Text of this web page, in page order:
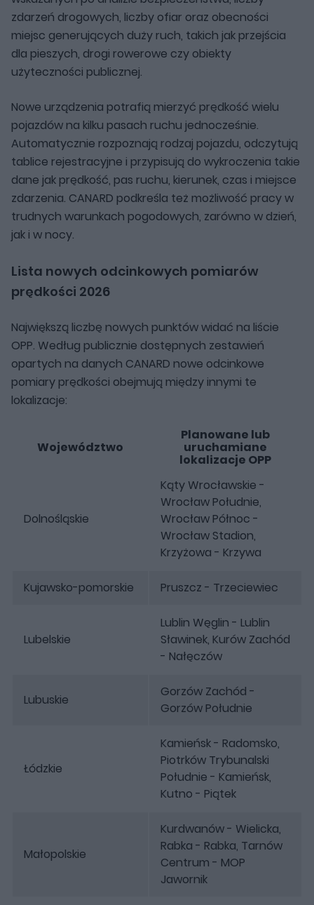
zdarzeń drogowych, liczby ofiar oraz obecności
miejsc generujących duży ruch, takich jak przejścia
dla pieszych, drogi rowerowe czy obiekty
użyteczności publicznej.
Nowe urządzenia potrafią mierzyć prędkość wielu
pojazdów na kilku pasach ruchu jednocześnie.
Automatycznie rozpoznają rodzaj pojazdu, odczytują
tablice rejestracyjne i przypisują do wykroczenia takie
dane jak prędkość, pas ruchu, kierunek, czas i miejsce
zdarzenia. CANARD podkreśla też możliwość pracy w
trudnych warunkach pogodowych, zarówno w dzień,
jak i w nocy.
Lista nowych odcinkowych pomiarów
prędkości 2026
Największą liczbę nowych punktów widać na liście
OPP. Według publicznie dostępnych zestawień
opartych na danych CANARD nowe odcinkowe
pomiary prędkości obejmują między innymi te
lokalizacje:
Województwo
Planowane lub
uruchamiane
lokalizacje OPP
Dolnośląskie
Kąty Wrocławskie -
Wrocław Południe,
Wrocław Północ -
Wrocław Stadion,
Krzyżowa - Krzywa
Kujawsko-pomorskie Pruszcz - Trzeciewiec
Lubelskie
Lublin Węglin - Lublin
Sławinek, Kurów Zachód
- Nałęczów
Lubuskie
Gorzów Zachód -
Gorzów Południe
Łódzkie
Kamieńsk - Radomsko,
Piotrków Trybunalski
Południe - Kamieńsk,
Kutno - Piątek
Małopolskie
Kurdwanów - Wielicka,
Rabka - Rabka, Tarnów
Centrum - MOP
Jawornik